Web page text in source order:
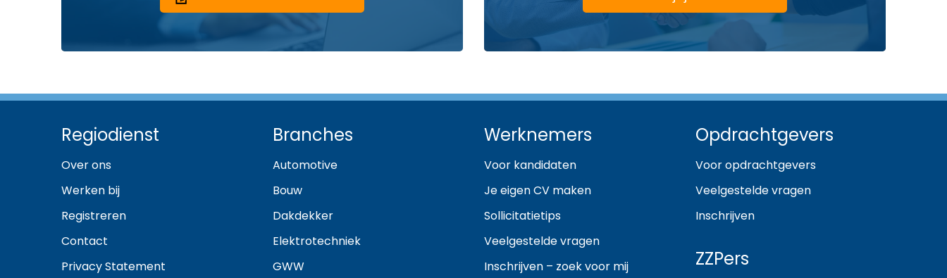
Regiodienst
Over ons
Werken bij
Registreren
Contact
Privacy Statement
Branches
Automotive
Bouw
Dakdekker
Elektrotechniek
GWW
Werknemers
Voor kandidaten
Je eigen CV maken
Sollicitatietips
Veelgestelde vragen
Inschrijven – zoek voor mij
Opdrachtgevers
Voor opdrachtgevers
Veelgestelde vragen
Inschrijven
ZZPers